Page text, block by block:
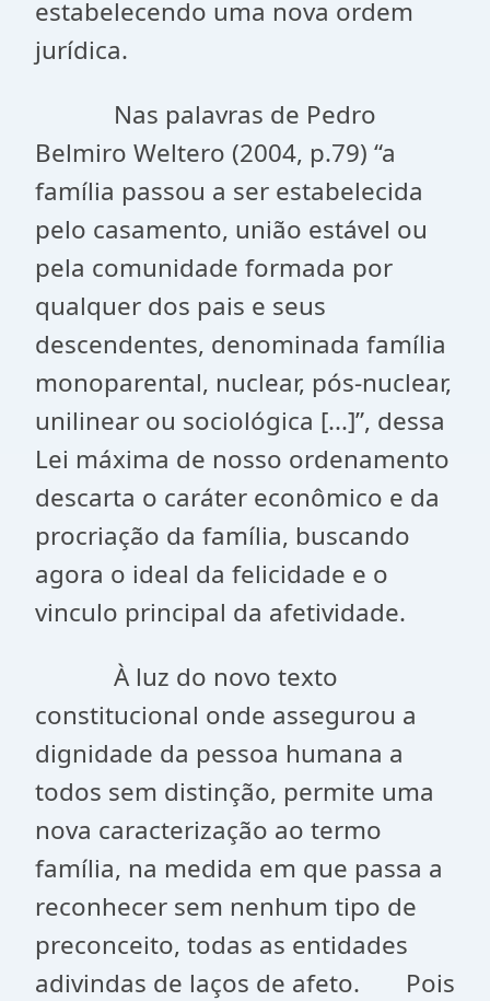
estabelecendo uma nova ordem
jurídica.
Nas palavras de Pedro
Belmiro Weltero (2004, p.79) “a
família passou a ser estabelecida
pelo casamento, união estável ou
pela comunidade formada por
qualquer dos pais e seus
descendentes, denominada família
monoparental, nuclear, pós-nuclear,
unilinear ou sociológica [...]”, dessa
Lei máxima de nosso ordenamento
descarta o caráter econômico e da
procriação da família, buscando
agora o ideal da felicidade e o
vinculo principal da afetividade.
À luz do novo texto
constitucional onde assegurou a
dignidade da pessoa humana a
todos sem distinção, permite uma
nova caracterização ao termo
família, na medida em que passa a
reconhecer sem nenhum tipo de
preconceito, todas as entidades
adivindas de laços de afeto. Pois